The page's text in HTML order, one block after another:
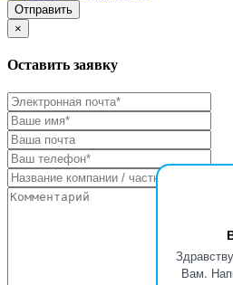
Вам.
Отправить
×
Оставить заявку